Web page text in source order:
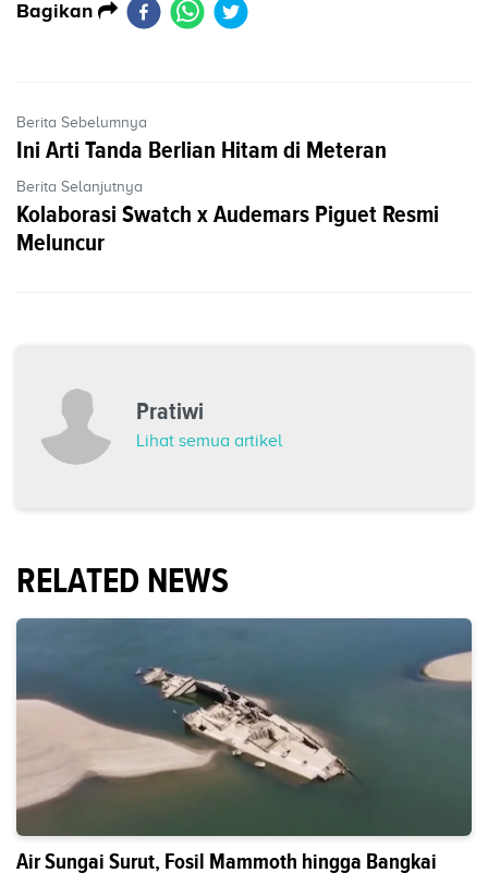
Bagikan
Berita Sebelumnya
Ini Arti Tanda Berlian Hitam di Meteran
Berita Selanjutnya
Kolaborasi Swatch x Audemars Piguet Resmi
Meluncur
Pratiwi
Lihat semua artikel
RELATED NEWS
Air Sungai Surut, Fosil Mammoth hingga Bangkai